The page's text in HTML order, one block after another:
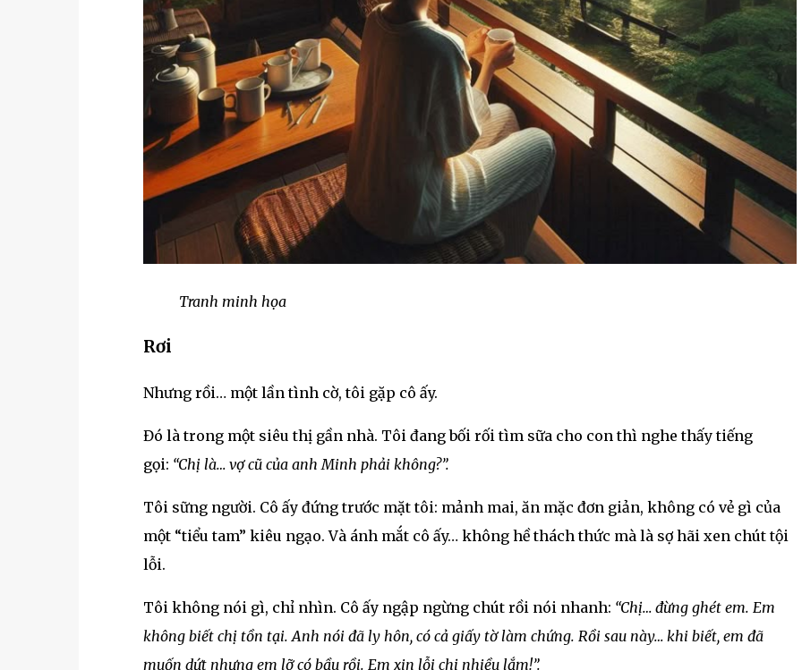
Tranh minh họa
Rơi
Nhưng rồi… một lần tình cờ, tôi gặp cô ấy.
Đó là trong một siêu thị gần nhà. Tôi đang bối rối tìm sữa cho con thì nghe thấy tiếng
gọi: “Chị là… vợ cũ của anh Minh phải không?”.
Tôi sững người. Cô ấy đứng trước mặt tôi: mảnh mai, ăn mặc đơn giản, không có vẻ gì của
một “tiểu tam” kiêu ngạo. Và ánh mắt cô ấy… không hề thách thức mà là sợ hãi xen chút tội
lỗi.
Tôi không nói gì, chỉ nhìn. Cô ấy ngập ngừng chút rồi nói nhanh: “Chị… đừng ghét em. Em
không biết chị tồn tại. Anh nói đã ly hôn, có cả giấy tờ làm chứng. Rồi sau này… khi biết, em đã
muốn dứt nhưng em lỡ có bầu rồi. Em xin lỗi chị nhiều lắm!”.